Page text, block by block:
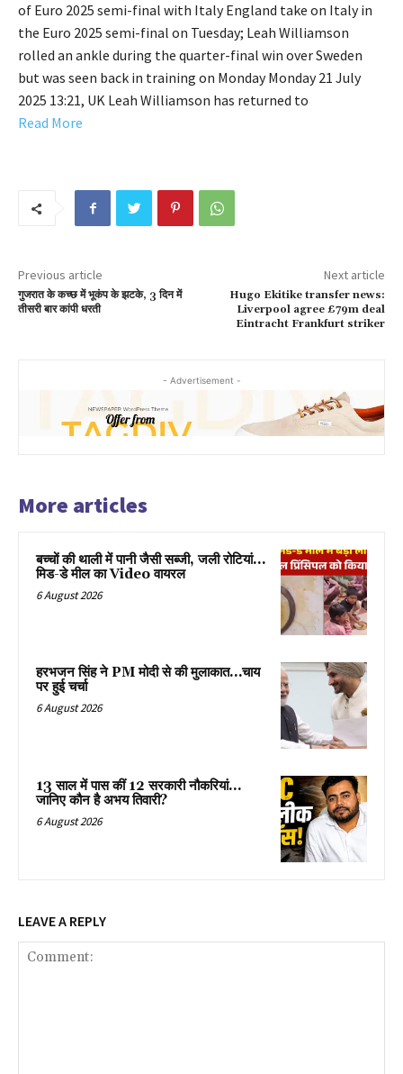
of Euro 2025 semi-final with Italy England take on Italy in
the Euro 2025 semi-final on Tuesday; Leah Williamson
rolled an ankle during the quarter-final win over Sweden
but was seen back in training on Monday Monday 21 July
2025 13:21, UK Leah Williamson has returned to
Read More
Previous article
गुजरात के कच्छ में भूकंप के झटके, 3 दिन में
तीसरी बार कांपी धरती
Next article
Hugo Ekitike transfer news:
Liverpool agree £79m deal
Eintracht Frankfurt striker
- Advertisement -
More articles
बच्चों की थाली में पानी जैसी सब्जी, जली रोटियां…
मिड-डे मील का Video वायरल
6 August 2026
हरभजन सिंह ने PM मोदी से की मुलाकात…चाय
पर हुई चर्चा
6 August 2026
13 साल में पास कीं 12 सरकारी नौकरियां…
जान‍िए कौन है अभय तिवारी?
6 August 2026
LEAVE A REPLY